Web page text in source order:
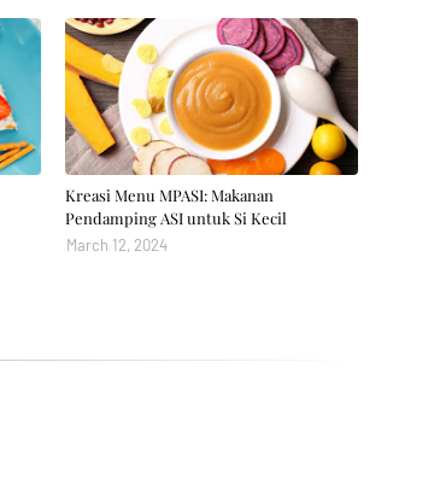
Kreasi Menu MPASI: Makanan
Pendamping ASI untuk Si Kecil
March 12, 2024